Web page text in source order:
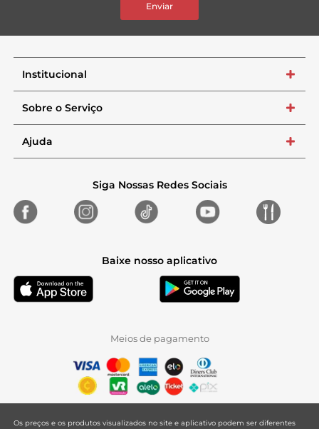
Enviar
Institucional +
Sobre o Serviço +
Ajuda +
Siga Nossas Redes Sociais
Baixe nosso aplicativo
Meios de pagamento
Os preços e os produtos visualizados no site e aplicativo podem ser diferentes